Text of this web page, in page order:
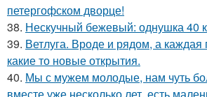
петергофском дворце!
38. Нескучный бежевый: однушка 40
39. Ветлуга. Вроде и рядом, а каждая
какие то новые открытия.
40. Мы с мужем молодые, нам чуть